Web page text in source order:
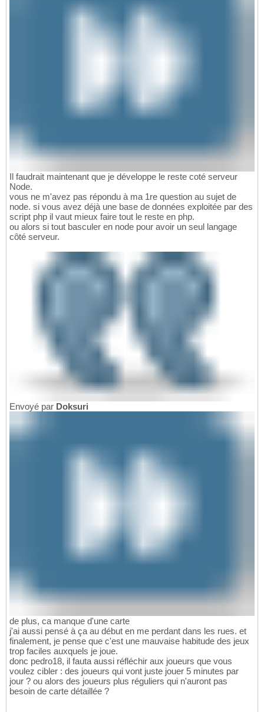
Il faudrait maintenant que je développe le reste coté serveur
Node.
vous ne m'avez pas répondu à ma 1re question au sujet de
node. si vous avez déjà une base de données exploitée par des
script php il vaut mieux faire tout le reste en php.
ou alors si tout basculer en node pour avoir un seul langage
côté serveur.
Envoyé par Doksuri
de plus, ca manque d'une carte
j'ai aussi pensé à ça au début en me perdant dans les rues. et
finalement, je pense que c'est une mauvaise habitude des jeux
trop faciles auxquels je joue.
donc pedro18, il fauta aussi réfléchir aux joueurs que vous
voulez cibler : des joueurs qui vont juste jouer 5 minutes par
jour ? ou alors des joueurs plus réguliers qui n'auront pas
besoin de carte détaillée ?